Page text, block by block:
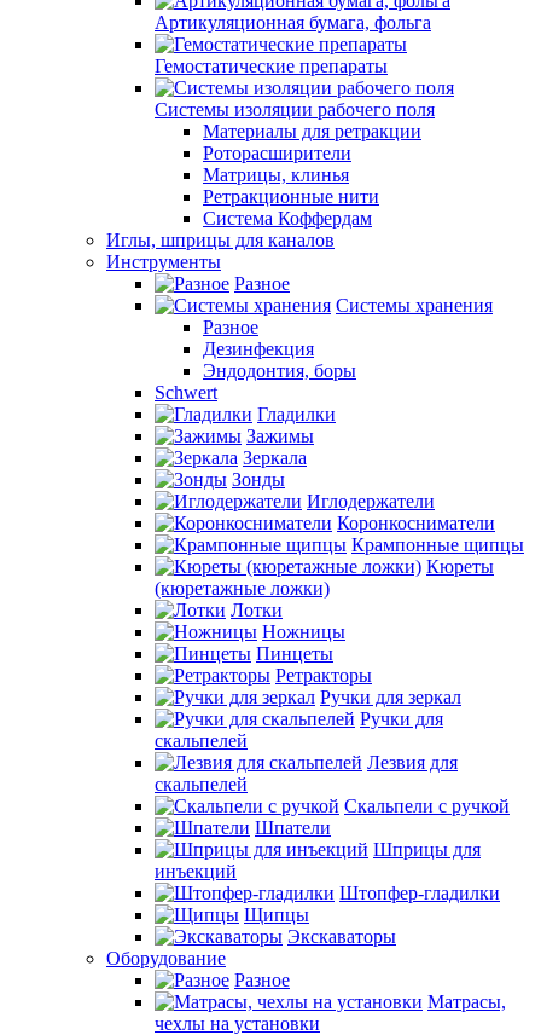
Артикуляционная бумага, фольга
Гемостатические препараты
Системы изоляции рабочего поля
Материалы для ретракции
Роторасширители
Матрицы, клинья
Ретракционные нити
Система Коффердам
Иглы, шприцы для каналов
Инструменты
Разное
Системы хранения
Разное
Дезинфекция
Эндодонтия, боры
Schwert
Гладилки
Зажимы
Зеркала
Зонды
Иглодержатели
Коронкосниматели
Крампонные щипцы
Кюреты
(кюретажные ложки)
Лотки
Ножницы
Пинцеты
Ретракторы
Ручки для зеркал
Ручки для
скальпелей
Лезвия для
скальпелей
Скальпели с ручкой
Шпатели
Шприцы для
инъекций
Штопфер-гладилки
Щипцы
Экскаваторы
Оборудование
Разное
Матрасы,
чехлы на установки